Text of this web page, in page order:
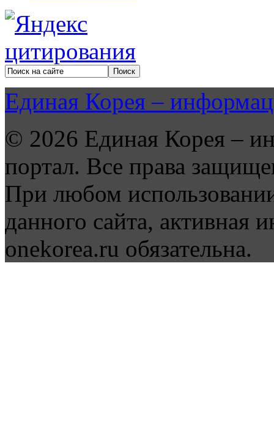
Единая Корея –
© 2026 Единая Корея –
портал. Все права
При любом
данного сайта, активная
onekorea.ru обязательна.